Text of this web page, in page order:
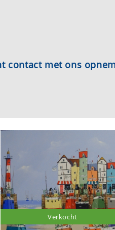
contact met ons
Verkocht